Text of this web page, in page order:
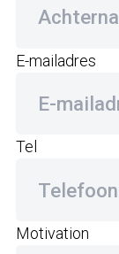
E-mailadres
Tel
Motivation